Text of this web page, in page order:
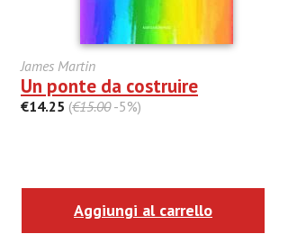
James Martin
Un ponte da costruire
€14.25 (€15.00-5%)
Aggiungi al carrello